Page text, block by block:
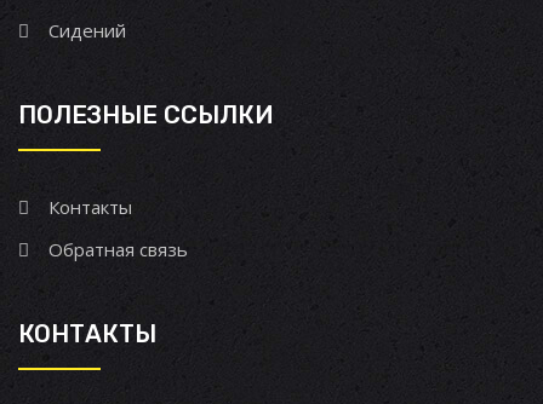
Сидений
ПОЛЕЗНЫЕ ССЫЛКИ
Контакты
Обратная связь
КОНТАКТЫ